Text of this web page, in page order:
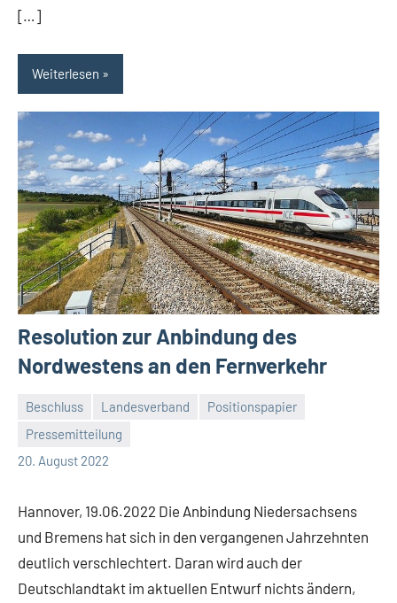
[…]
Weiterlesen
Resolution zur Anbindung des
Nordwestens an den Fernverkehr
Beschluss Landesverband
Positionspapier
Pressemitteilung
20. August 2022
Malte
Diehl
Keine
Kommentare
Hannover, 19.06.2022 Die Anbindung Niedersachsens
und Bremens hat sich in den vergangenen Jahrzehnten
deutlich verschlechtert. Daran wird auch der
Deutschlandtakt im aktuellen Entwurf nichts ändern,